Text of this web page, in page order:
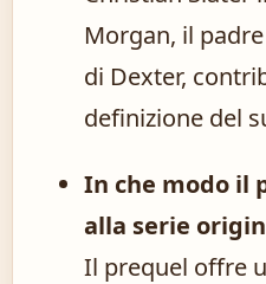
Morgan, il
di Dexter,
definizione del
In che modo il
alla serie
Il prequel offre